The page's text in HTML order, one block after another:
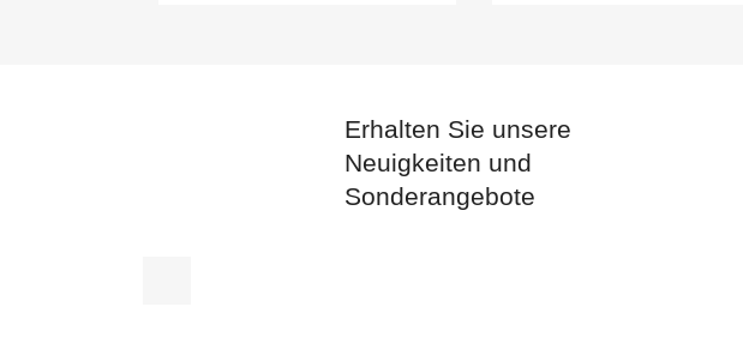
Erhalten Sie unsere
Neuigkeiten und
Sonderangebote